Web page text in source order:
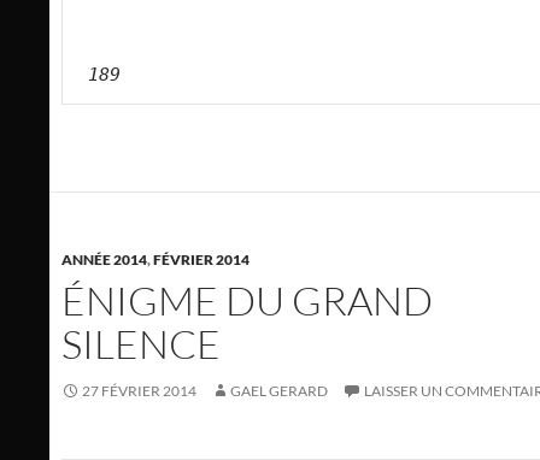
189
ANNÉE 2014,FÉVRIER 2014
ÉNIGME DU GRAND
SILENCE
27 FÉVRIER 2014 GAEL GERARD LAISSER UN